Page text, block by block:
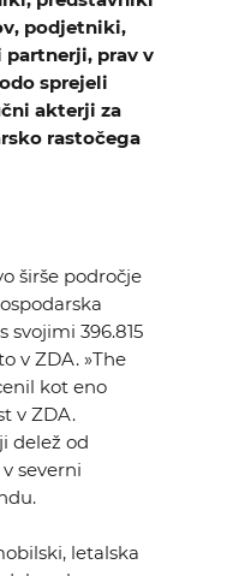
podjetniki,
prav v
sprejeli
akterji za
rastočega
širše področje
svojimi 396.815
v ZDA. »The
kot eno
v ZDA.
delež od
severni
letalska